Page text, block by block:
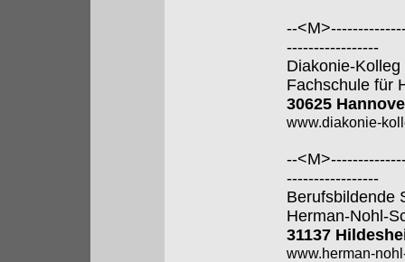
--
-----------------
Diakonie-
Fachschule für
30625
www.diakonie-
--
-----------------
Berufsbildende
Herman-Nohl-
31137
www.herman-